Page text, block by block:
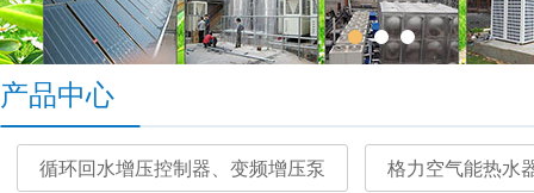
产品中心
循环回水增压控制器、变频增压泵 格力空气能热水